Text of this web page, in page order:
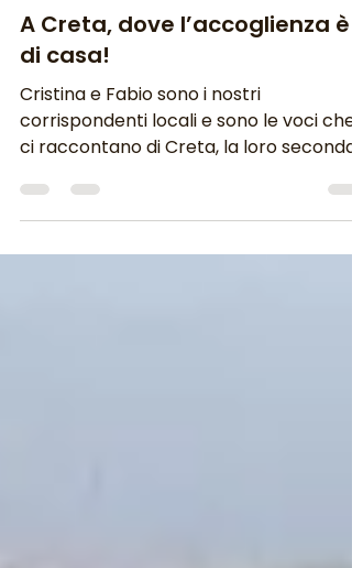
Voci in Viaggio
A Creta, dove l’accoglienza è
di casa!
Cristina e Fabio sono i nostri
corrispondenti locali e sono le voci che
ci raccontano di Creta, la loro seconda